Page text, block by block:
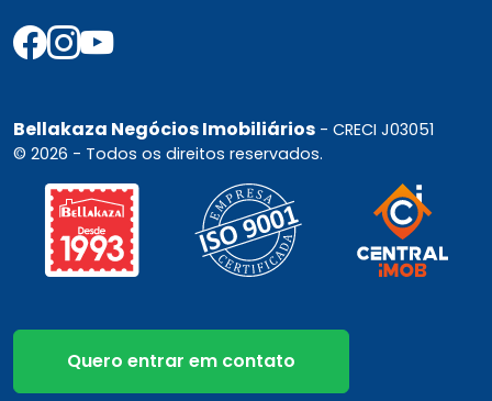
Bellakaza Negócios Imobiliários - CRECI J03051
© 2026 - Todos os direitos reservados.
Quero entrar em contato